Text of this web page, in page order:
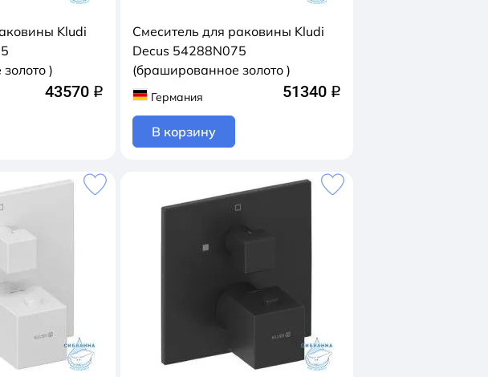
Kludi
)
43570 q
Смеситель для раковины Kludi
Decus 54288N075
(брашированное золото )
Германия 51340 q
В корзину